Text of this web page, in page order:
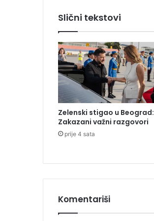
r
a
d
a
n
j
e
r
i
c
i
l
i
e
Slični tekstovi
Zelenski stigao u Beograd:
Zakazani važni razgovori
prije 4 sata
Komentariši